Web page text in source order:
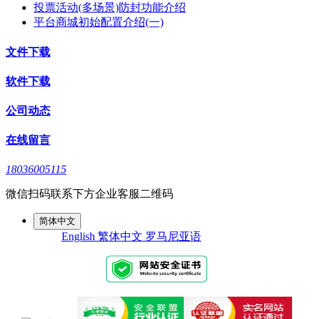
投票活动(多场景)防封功能介绍
平台商城初始配置介绍(一)
文件下载
软件下载
公司动态
在线留言
18036005115
微信扫码联系下方企业客服二维码
简体中文
English 繁体中文 罗马尼亚语